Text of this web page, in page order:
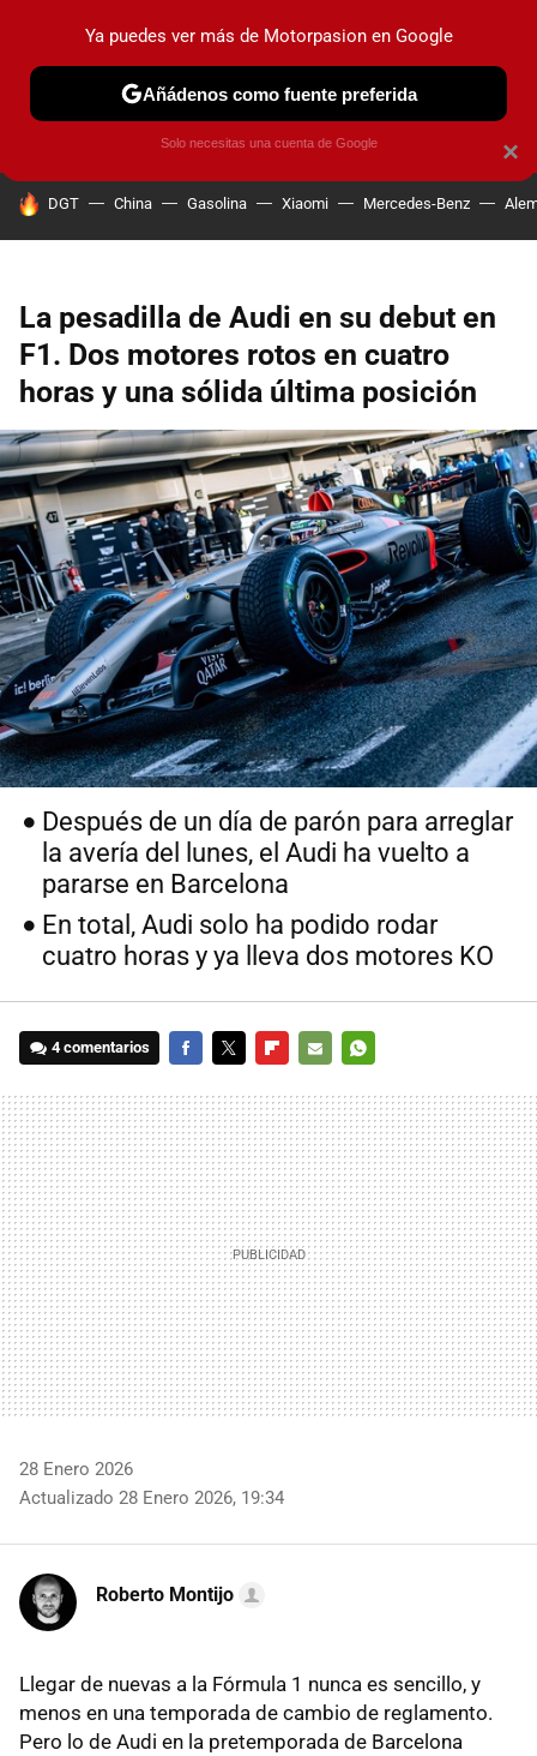
PRUEBAS COCHES ELÉCTRICOS OBSERVATORIO
HOY SE HABLA DE
DGT China Gasolina Xiaomi Mercedes-Benz
La pesadilla de Audi en su debut en
F1. Dos motores rotos en cuatro
horas y una sólida última posición
Después de un día de parón para arreglar
la avería del lunes, el Audi ha vuelto a
pararse en Barcelona
En total, Audi solo ha podido rodar
cuatro horas y ya lleva dos motores KO
4 comentarios
MAIL
28 Enero 2026
Actualizado 28 Enero 2026, 19:34
Roberto Montijo
Llegar de nuevas a la Fórmula 1 nunca es sencillo, y
menos en una temporada de cambio de reglamento.
Pero lo de Audi en la pretemporada de Barcelona
×
Ya puedes ver más de Motorpasion en Google
Añádenos como fuente preferida
Solo necesitas una cuenta de Google